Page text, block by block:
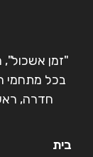
"זמן אשכול",
בכל מתחמי
חדרה,
בית